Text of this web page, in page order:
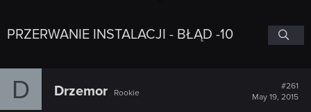
PRZERWANIE INSTALACJI - BŁĄD -10
D Drzemor Rookie
#261
May 19, 2015